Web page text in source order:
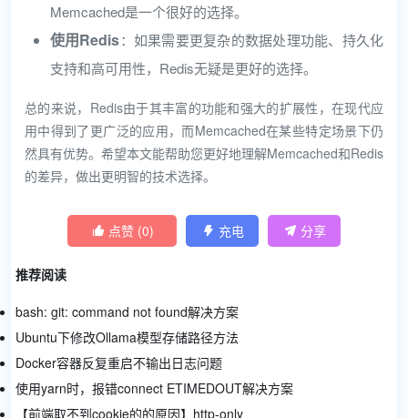
Memcached是一个很好的选择。
使用Redis：如果需要更复杂的数据处理功能、持久化
支持和高可用性，Redis无疑是更好的选择。
总的来说，Redis由于其丰富的功能和强大的扩展性，在现代应
用中得到了更广泛的应用，而Memcached在某些特定场景下仍
然具有优势。希望本文能帮助您更好地理解Memcached和Redis
的差异，做出更明智的技术选择。
 点赞 (0)  充电  分享
推荐阅读
bash: git: command not found解决方案
Ubuntu下修改Ollama模型存储路径方法
Docker容器反复重启不输出日志问题
使用yarn时，报错connect ETIMEDOUT解决方案
【前端取不到cookie的的原因】http-only